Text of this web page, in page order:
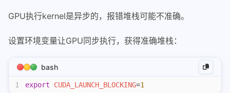
GPU执行kernel是异步的，报错堆栈可能不准确。
设置环境变量让GPU同步执行，获得准确堆栈：
bash
1 export CUDA_LAUNCH_BLOCKING=1
2-流式响应架构
3-router调度请求进行推理
6-AWQ量化模型推理